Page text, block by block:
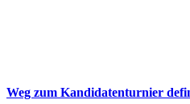
Weg zum Kandidatenturnier